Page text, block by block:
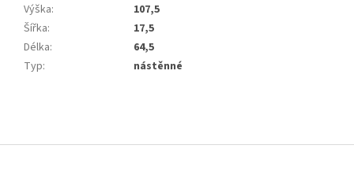
Výška:
107,5
Šířka:
17,5
Délka:
64,5
Typ: nástěnné
á